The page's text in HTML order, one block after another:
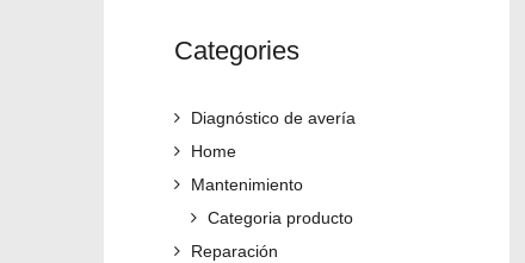
Categories
Diagnóstico de avería
Home
Mantenimiento
Categoria producto
Reparación